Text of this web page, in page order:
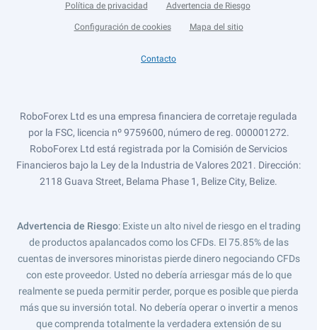
Política de privacidad Advertencia de Riesgo
Configuración de cookies Mapa del sitio
Contacto
RoboForex Ltd es una empresa financiera de corretaje regulada
por la FSC, licencia nº 9759600, número de reg. 000001272.
RoboForex Ltd está registrada por la Comisión de Servicios
Financieros bajo la Ley de la Industria de Valores 2021. Dirección:
2118 Guava Street, Belama Phase 1, Belize City, Belize.
Advertencia de Riesgo: Existe un alto nivel de riesgo en el trading
de productos apalancados como los CFDs. El 75.85% de las
cuentas de inversores minoristas pierde dinero negociando CFDs
con este proveedor. Usted no debería arriesgar más de lo que
realmente se pueda permitir perder, porque es posible que pierda
más que su inversión total. No debería operar o invertir a menos
que comprenda totalmente la verdadera extensión de su